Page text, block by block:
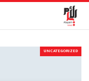
UNCATEGORIZED